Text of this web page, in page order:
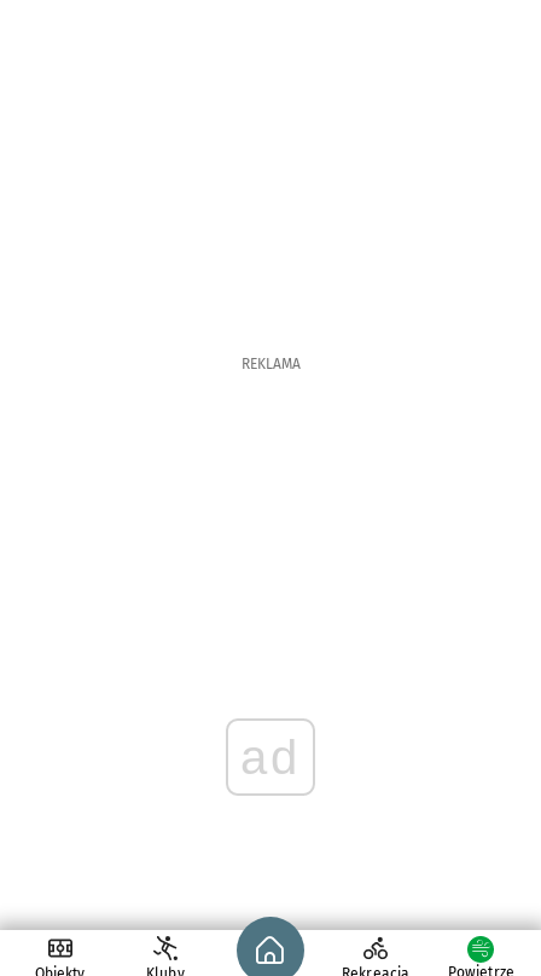
REKLAMA
ad
Strona główna - wroclaw.pl
Powietrze